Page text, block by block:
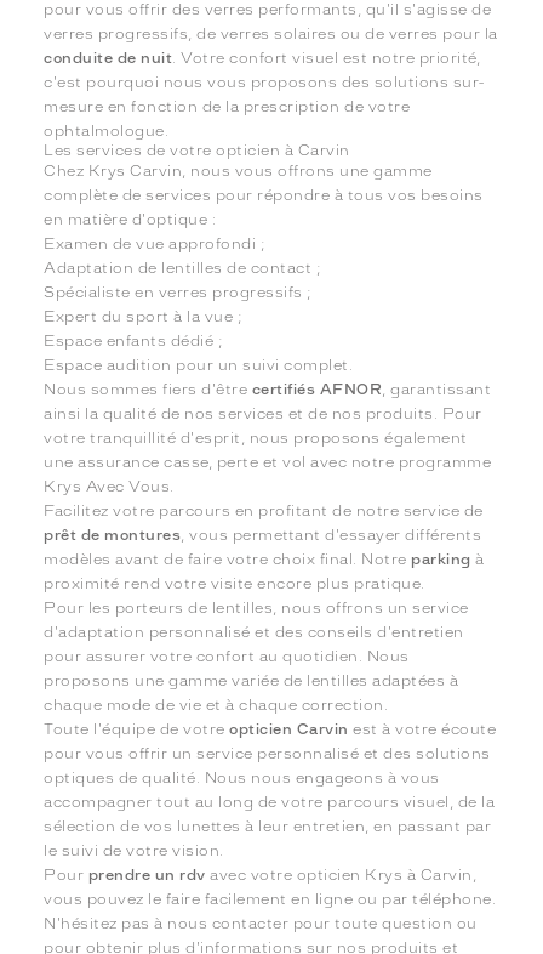
pour vous offrir des verres performants, qu'il s'agisse de
verres progressifs, de verres solaires ou de verres pour la
conduite de nuit. Votre confort visuel est notre priorité,
c'est pourquoi nous vous proposons des solutions sur-
mesure en fonction de la prescription de votre
ophtalmologue.
Les services de votre opticien à Carvin
Chez Krys Carvin, nous vous offrons une gamme
complète de services pour répondre à tous vos besoins
en matière d'optique :
Examen de vue approfondi ;
Adaptation de lentilles de contact ;
Spécialiste en verres progressifs ;
Expert du sport à la vue ;
Espace enfants dédié ;
Espace audition pour un suivi complet.
Nous sommes fiers d'être certifiés AFNOR, garantissant
ainsi la qualité de nos services et de nos produits. Pour
votre tranquillité d'esprit, nous proposons également
une assurance casse, perte et vol avec notre programme
Krys Avec Vous.
Facilitez votre parcours en profitant de notre service de
prêt de montures, vous permettant d'essayer différents
modèles avant de faire votre choix final. Notre parking à
proximité rend votre visite encore plus pratique.
Pour les porteurs de lentilles, nous offrons un service
d'adaptation personnalisé et des conseils d'entretien
pour assurer votre confort au quotidien. Nous
proposons une gamme variée de lentilles adaptées à
chaque mode de vie et à chaque correction.
Toute l'équipe de votreopticien Carvin est à votre écoute
pour vous offrir un service personnalisé et des solutions
optiques de qualité. Nous nous engageons à vous
accompagner tout au long de votre parcours visuel, de la
sélection de vos lunettes à leur entretien, en passant par
le suivi de votre vision.
Pour prendre un rdv avec votre opticien Krys à Carvin,
vous pouvez le faire facilement en ligne ou par téléphone.
N'hésitez pas à nous contacter pour toute question ou
pour obtenir plus d'informations sur nos produits et